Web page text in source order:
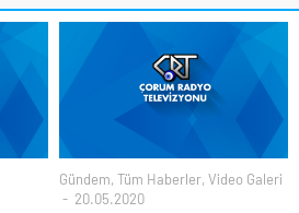
Gündem, Tüm Haberler, Video Galeri
20.05.2020